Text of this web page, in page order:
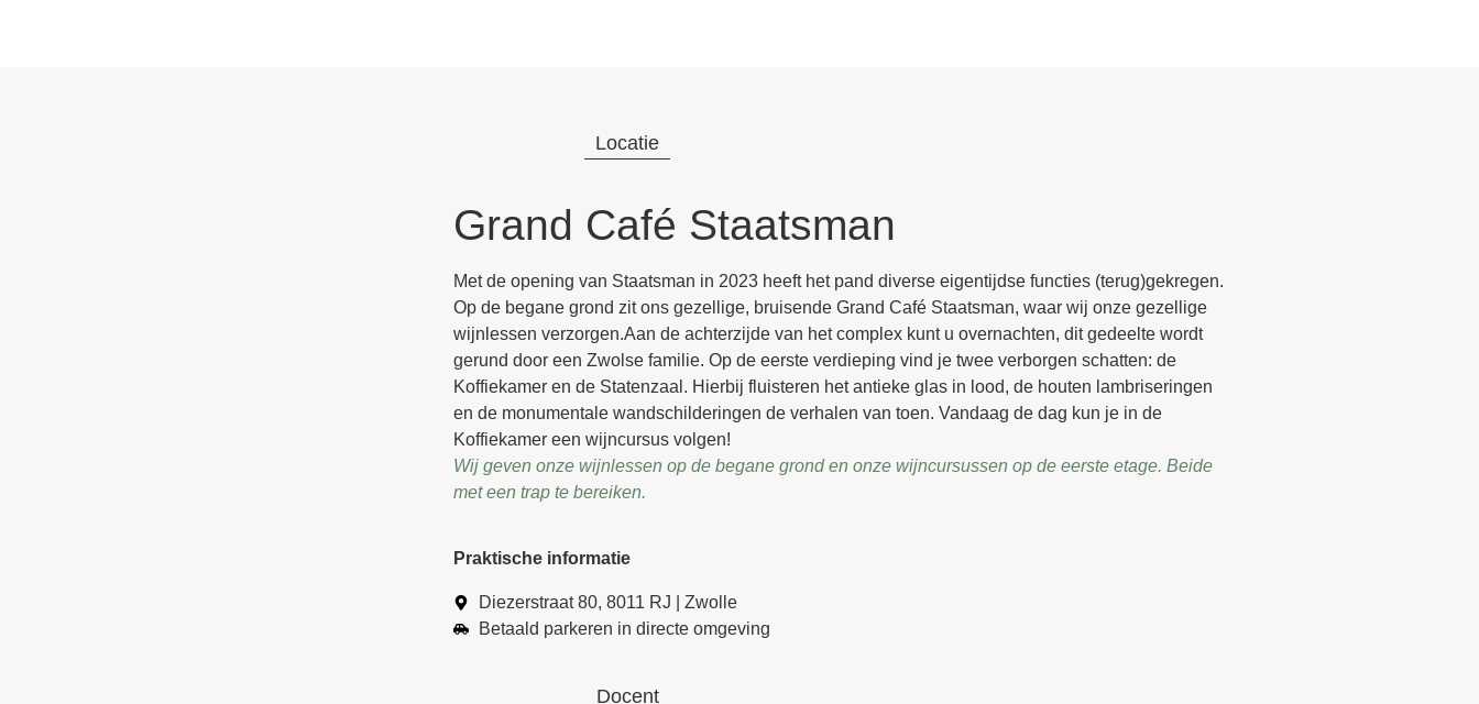
Locatie
Grand Café Staatsman
Met de opening van Staatsman in 2023 heeft het pand diverse eigentijdse functies (terug)gekregen.
Op de begane grond zit ons gezellige, bruisende Grand Café Staatsman, waar wij onze gezellige
wijnlessen verzorgen.Aan de achterzijde van het complex kunt u overnachten, dit gedeelte wordt
gerund door een Zwolse familie. Op de eerste verdieping vind je twee verborgen schatten: de
Koffiekamer en de Statenzaal. Hierbij fluisteren het antieke glas in lood, de houten lambriseringen
en de monumentale wandschilderingen de verhalen van toen. Vandaag de dag kun je in de
Koffiekamer een wijncursus volgen!
Wij geven onze wijnlessen op de begane grond en onze wijncursussen op de eerste etage. Beide
met een trap te bereiken.
Praktische informatie
Diezerstraat 80, 8011 RJ | Zwolle
Betaald parkeren in directe omgeving
Docent